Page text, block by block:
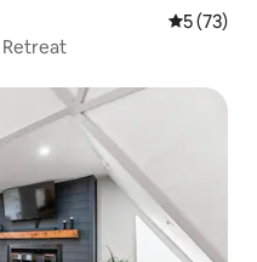
Średnia
5 (73)
Retreat